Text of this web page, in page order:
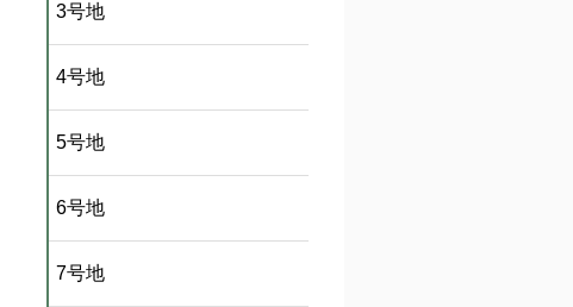
3号地
4号地
5号地
6号地
7号地